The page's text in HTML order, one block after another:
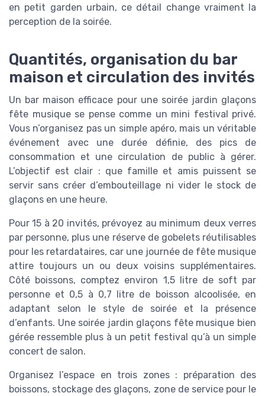
en petit garden urbain, ce détail change vraiment la
perception de la soirée.
Quantités, organisation du bar
maison et circulation des invités
Un bar maison efficace pour une soirée jardin glaçons
fête musique se pense comme un mini festival privé.
Vous n’organisez pas un simple apéro, mais un véritable
événement avec une durée définie, des pics de
consommation et une circulation de public à gérer.
L’objectif est clair : que famille et amis puissent se
servir sans créer d’embouteillage ni vider le stock de
glaçons en une heure.
Pour 15 à 20 invités, prévoyez au minimum deux verres
par personne, plus une réserve de gobelets réutilisables
pour les retardataires, car une journée de fête musique
attire toujours un ou deux voisins supplémentaires.
Côté boissons, comptez environ 1,5 litre de soft par
personne et 0,5 à 0,7 litre de boisson alcoolisée, en
adaptant selon le style de soirée et la présence
d’enfants. Une soirée jardin glaçons fête musique bien
gérée ressemble plus à un petit festival qu’à un simple
concert de salon.
Organisez l’espace en trois zones : préparation des
boissons, stockage des glaçons, zone de service pour le